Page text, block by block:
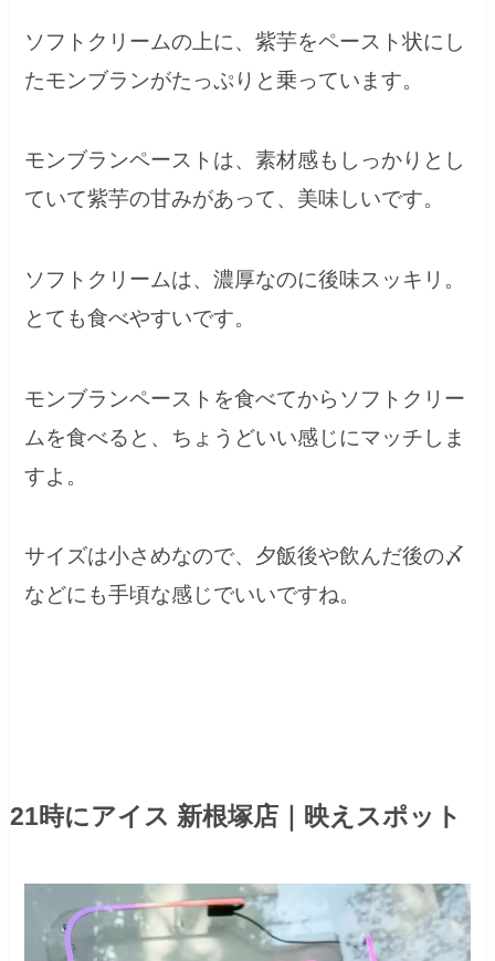
ソフトクリームの上に、紫芋をペースト状にし
たモンブランがたっぷりと乗っています。
モンブランペーストは、素材感もしっかりとし
ていて紫芋の甘みがあって、美味しいです。
ソフトクリームは、濃厚なのに後味スッキリ。
とても食べやすいです。
モンブランペーストを食べてからソフトクリー
ムを食べると、ちょうどいい感じにマッチしま
すよ。
サイズは小さめなので、夕飯後や飲んだ後の〆
などにも手頃な感じでいいですね。
21時にアイス 新根塚店｜映えスポット